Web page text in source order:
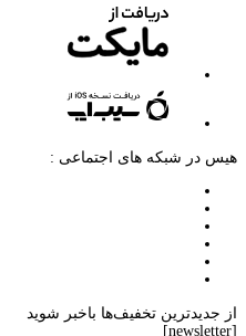
هیس در شبکه های اجتماعی :
از جدیدترین تخفیف‌ها باخبر شوید
[newsletter]